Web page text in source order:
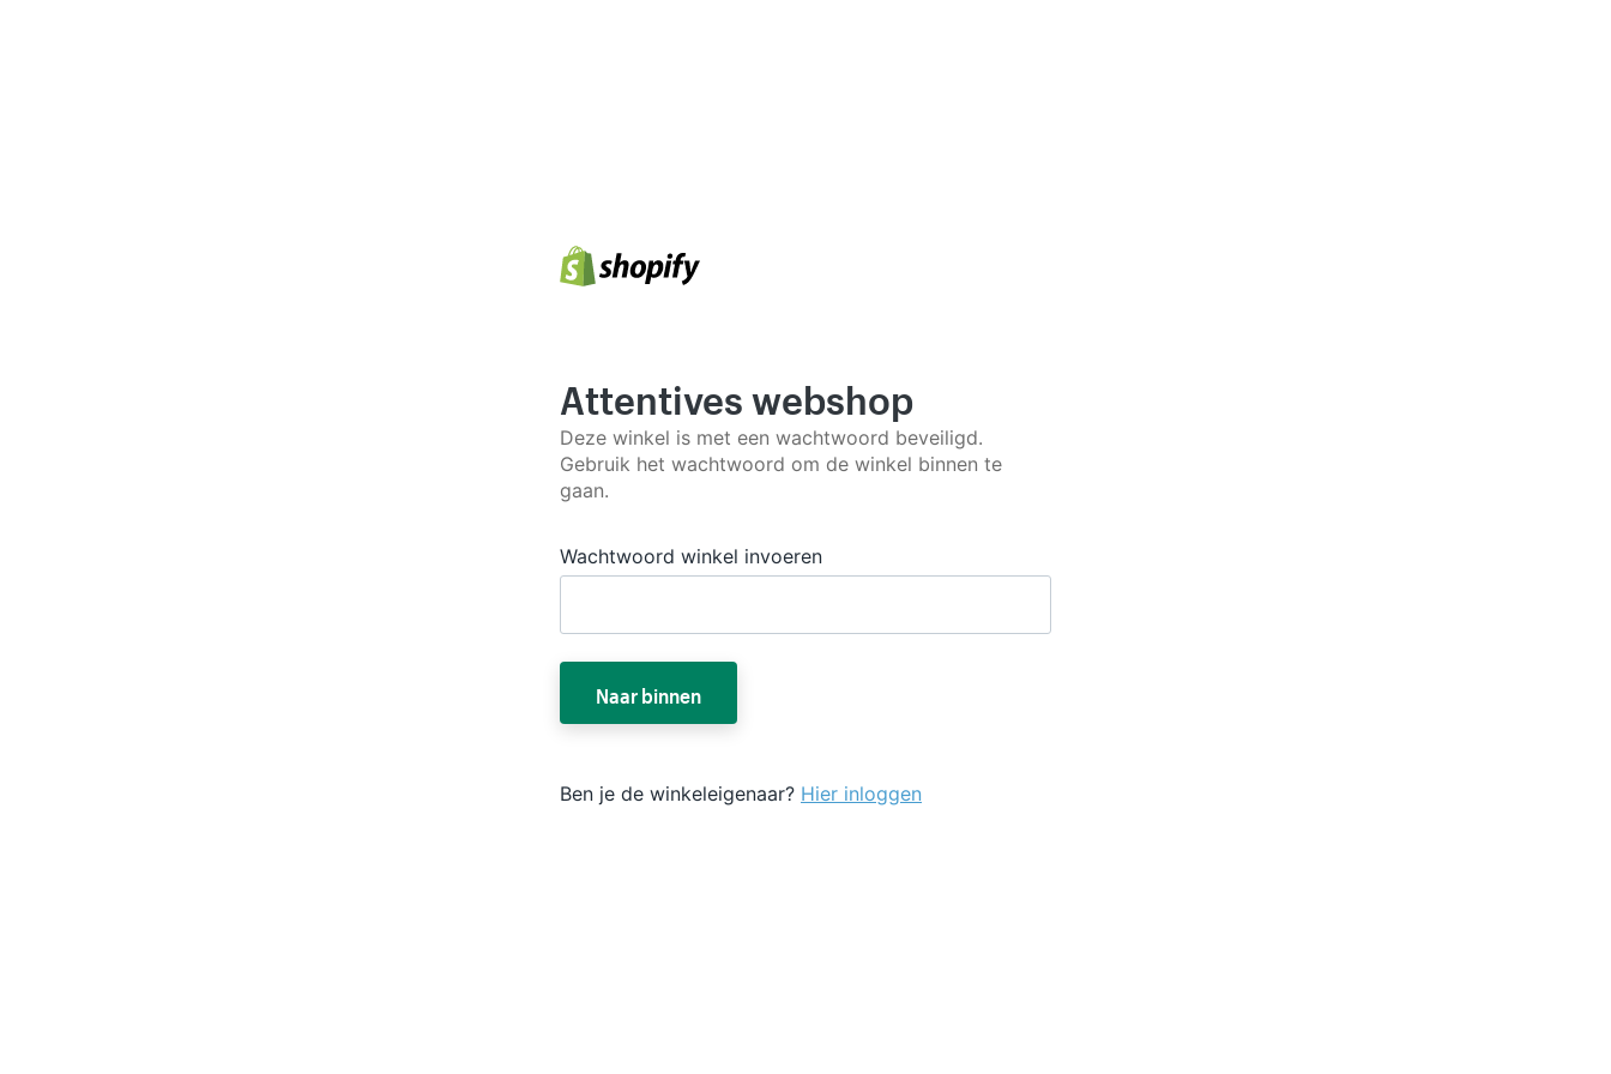
Attentives webshop
Deze winkel is met een wachtwoord beveiligd.
Gebruik het wachtwoord om de winkel binnen te
gaan.
Wachtwoord winkel invoeren
Naar binnen
Ben je de winkeleigenaar? Hier inloggen